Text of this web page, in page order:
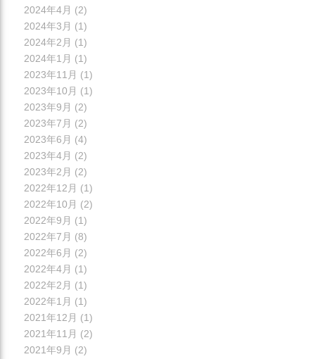
2024年4月 (2)
2024年3月 (1)
2024年2月 (1)
2024年1月 (1)
2023年11月 (1)
2023年10月 (1)
2023年9月 (2)
2023年7月 (2)
2023年6月 (4)
2023年4月 (2)
2023年2月 (2)
2022年12月 (1)
2022年10月 (2)
2022年9月 (1)
2022年7月 (8)
2022年6月 (2)
2022年4月 (1)
2022年2月 (1)
2022年1月 (1)
2021年12月 (1)
2021年11月 (2)
2021年9月 (2)